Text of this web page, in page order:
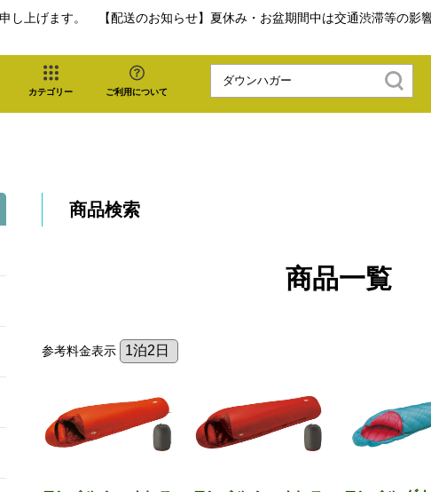
し上げます。 【配送のお知らせ】夏休み・お盆期間中は交通渋滞等の
カテゴリー ご利用について
商品検索
商品一覧
参考料金表示